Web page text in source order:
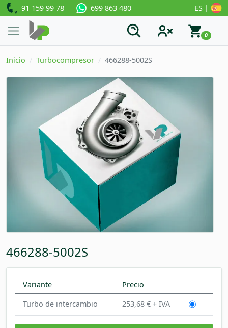
91 159 99 78 699 863 480 ES |
0
Inicio Turbocompresor 466288-5002S
466288-5002S
Variante
Precio
Turbo de intercambio
253,68 € + IVA